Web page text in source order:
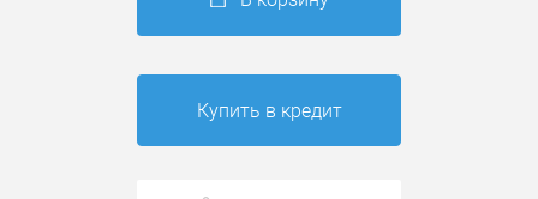
Купить в кредит